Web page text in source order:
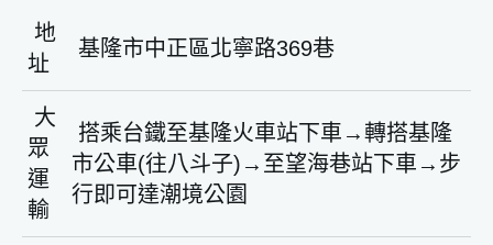
地
址
基隆市中正區北寧路369巷
大
眾
運
輸
搭乘台鐵至基隆火車站下車→轉搭基隆
市公車(往八斗子)→至望海巷站下車→步
行即可達潮境公園